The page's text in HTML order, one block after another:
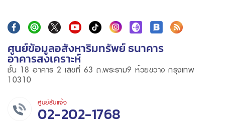
ศูนย์ข้อมูลอสังหาริมทรัพย์ ธนาคาร
อาคารสงเคราะห์
ชั้น 18 อาคาร 2 เลขที่ 63 ถ.พระราม9 ห้วยขวาง กรุงเทพ
10310
ศูนย์รับแจ้ง
02-202-1768